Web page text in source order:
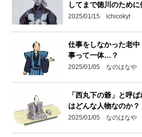
してまで徳川のため
2025/01/15 ichicokyt
仕事をしなかった老
事って一体…？
2025/01/05 なのはなや
「西丸下の爺」と呼
はどんな人物なのか？
2025/01/05 なのはなや